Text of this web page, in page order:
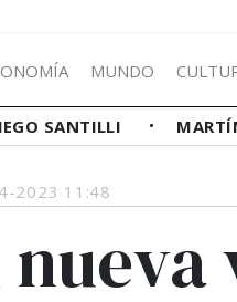
MUNDO
SANTILLI
2023 11:48